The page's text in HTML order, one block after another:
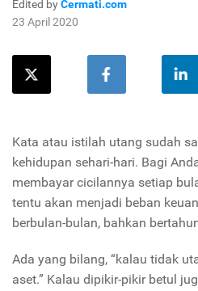
Edited byCermati.com
23 April 2020
Kata atau istilah utang sudah
kehidupan sehari-hari. Bagi
membayar cicilannya setiap
tentu akan menjadi beban
berbulan-bulan, bahkan
Ada yang bilang, “kalau tidak
aset.” Kalau dipikir-pikir betul